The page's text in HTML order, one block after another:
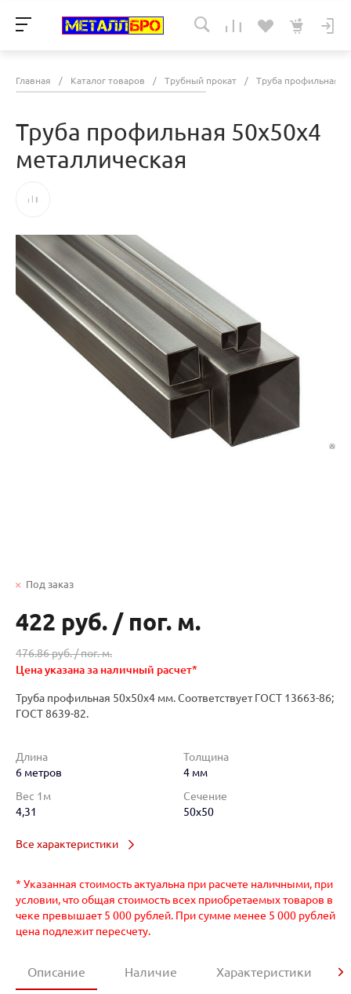
Главная / Каталог товаров / Трубный прокат / Труба профильная
Труба профильная 50х50х4
металлическая
Под заказ
422 руб. / пог. м.
476.86 руб. /пог. м.
Цена указана за наличный расчет*
Труба профильная 50х50х4 мм. Соответствует ГОСТ 13663-86;
ГОСТ 8639-82.
Длина
6 метров
Толщина
4 мм
Вес 1м
4,31
Сечение
50x50
Все характеристики
* Указанная стоимость актуальна при расчете наличными, при
условии, что общая стоимость всех приобретаемых товаров в
чеке превышает 5 000 рублей. При сумме менее 5 000 рублей
цена подлежит пересчету.
Описание Наличие Характеристики